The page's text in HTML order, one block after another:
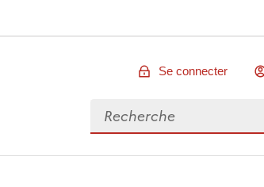
Se connecter
Rechercher des données